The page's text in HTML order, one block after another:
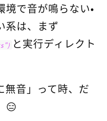
で音が鳴らない・
系は、まず
と実行ディレクト
無音」って時、だ
😑